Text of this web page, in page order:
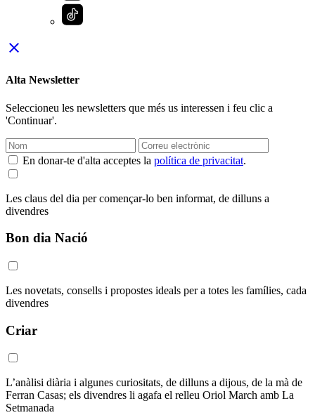
close
Alta Newsletter
Seleccioneu les newsletters que més us interessen i feu clic a
'Continuar'.
En donar-te d'alta acceptes la política de privacitat.
Les claus del dia per començar-lo ben informat, de dilluns a
divendres
Bon dia Nació
Les novetats, consells i propostes ideals per a totes les famílies, cada
divendres
Criar
L’anàlisi diària i algunes curiositats, de dilluns a dijous, de la mà de
Ferran Casas; els divendres li agafa el relleu Oriol March amb La
Setmanada